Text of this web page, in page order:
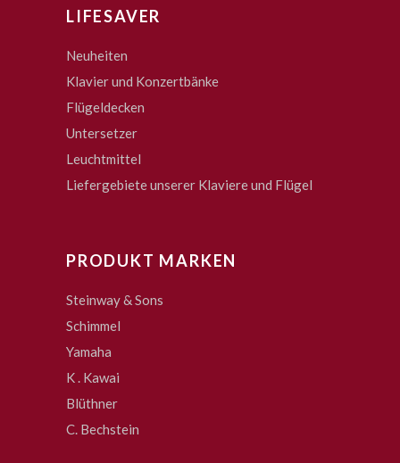
LIFESAVER
Neuheiten
Klavier und Konzertbänke
Flügeldecken
Untersetzer
Leuchtmittel
Liefergebiete unserer Klaviere und Flügel
PRODUKT MARKEN
Steinway & Sons
Schimmel
Yamaha
K . Kawai
Blüthner
C. Bechstein